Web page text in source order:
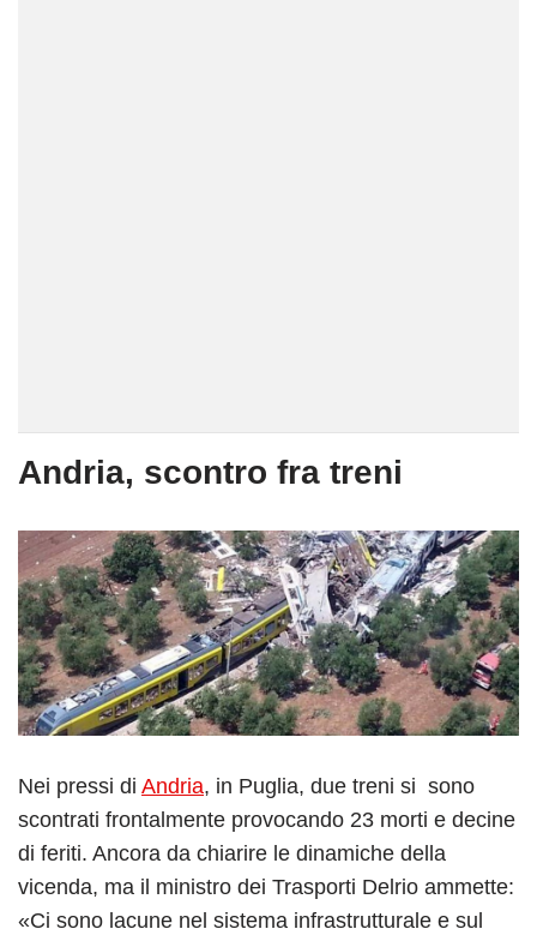
Andria, scontro fra treni
Nei pressi di Andria, in Puglia, due treni si sono
scontrati frontalmente provocando 23 morti e decine
di feriti. Ancora da chiarire le dinamiche della
vicenda, ma il ministro dei Trasporti Delrio ammette:
«Ci sono lacune nel sistema infrastrutturale e sul